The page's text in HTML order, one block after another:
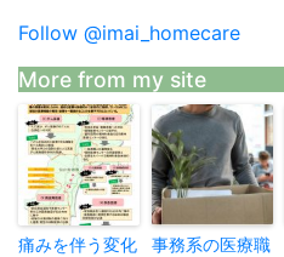
Follow @imai_homecare
More from my site
痛みを伴う変化
事務系の医療職